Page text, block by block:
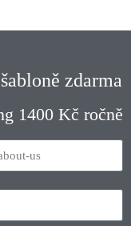
zdarma
1400 Kč ročně